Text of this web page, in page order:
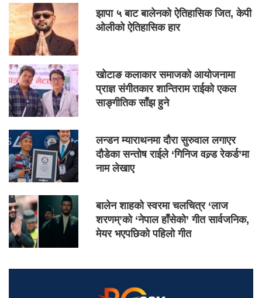
झापा ५ बाट बालेनको ऐतिहासिक जित, केपी
ओलीको ऐतिहासिक हार
खोटाङ कलाकार समाजको आयोजनामा
प्राज्ञ संगीतकार शान्तिराम राईको एकल
साङ्गीतिक साँझ हुने
लन्डन म्याराथनमा दौरा सुरुवाल लगाएर
दौडेका सन्तोष राईले ‘गिनिज वल्र्ड रेकर्ड’मा
नाम लेखाए
बालेन शाहको स्वरमा चलचित्र ‘लाज
शरणम्’को ‘नेपाल हाँसेको’ गीत सार्वजनिक,
मेयर भएपछिको पहिलो गीत